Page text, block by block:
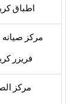
اطباق
مركز
فريزر
مركز